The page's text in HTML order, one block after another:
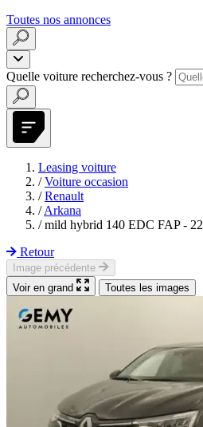
Toutes nos annonces
Quelle voiture recherchez-vous ?
Leasing voiture
/ Voiture occasion
/ Renault
/ Arkana
/ mild hybrid 140 EDC FAP - 22
Retour
Image précédente
Voir en grand
Toutes les images